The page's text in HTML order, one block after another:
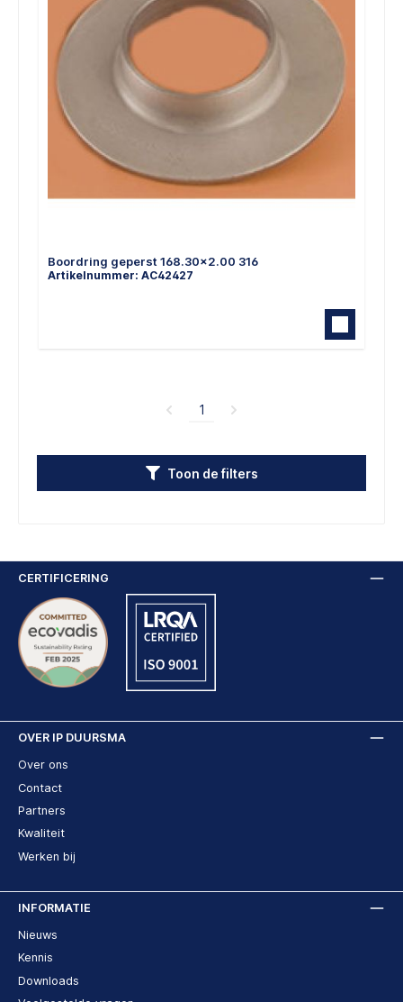
Boordring geperst 168.30x2.00 316
Artikelnummer: AC42427
1
Toon de filters
OVER IP DUURSMA
Over ons
Contact
Partners
Kwaliteit
Werken bij
INFORMATIE
Nieuws
Kennis
Downloads
CERTIFICERING